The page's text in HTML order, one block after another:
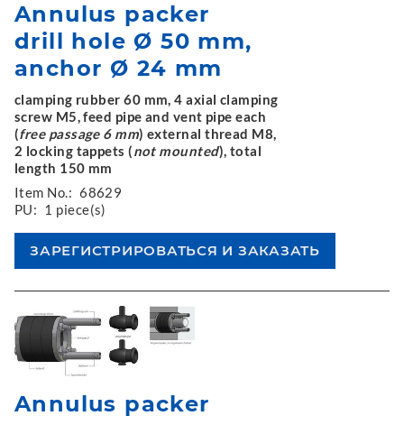
Annulus packer
drill hole Ø 50 mm,
anchor Ø 24 mm
clamping rubber 60 mm, 4 axial clamping
screw M5, feed pipe and vent pipe each
(free passage 6 mm) external thread M8,
2 locking tappets (not mounted), total
length 150 mm
Item No.: 68629
PU: 1 piece(s)
Annulus packer